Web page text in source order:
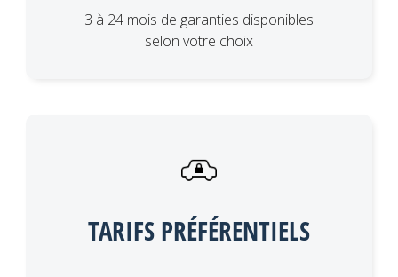
3 à 24 mois de garanties disponibles
selon votre choix
TARIFS PRÉFÉRENTIELS